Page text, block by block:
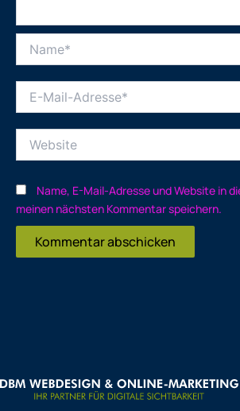
Mail-
Name, E-Mail-Adresse und Website in
meinen nächsten Kommentar speichern.